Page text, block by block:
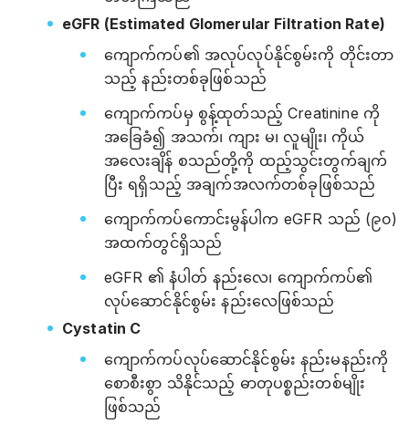
eGFR (Estimated Glomerular Filtration Rate)
ကျောက်ကပ်၏ အလုပ်လုပ်နိုင်စွမ်းကို တိုင်းတာ
သည့် နည်းတစ်ခုဖြစ်သည်
ကျောက်ကပ်မှ စွန့်ထုတ်သည့် Creatinine ကို
အခြေခံ၍ အသက်၊ ကျား မ၊ လူမျိုး၊ ကိုယ်
အလေးချိန် စသည်တို့ကို ထည့်သွင်းတွက်ချက်
ပြီး ရရှိသည့် အချက်အလက်တစ်ခုဖြစ်သည်
ကျောက်ကပ်ကောင်းမွန်ပါက eGFR သည် (၉၀)
အထက်တွင်ရှိသည်
eGFR ၏ နံပါတ် နည်းလေ၊ ကျောက်ကပ်၏
လုပ်ဆောင်နိုင်စွမ်း နည်းလေဖြစ်သည်
Cystatin C
ကျောက်ကပ်လုပ်ဆောင်နိုင်စွမ်း နည်းမနည်းကို
စောစီးစွာ သိနိုင်သည့် ဓာတုပစ္စည်းတစ်မျိုး
ဖြစ်သည်